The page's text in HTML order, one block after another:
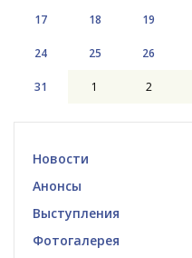
17 18 19
24 25 26
31 1 2
Новости
Анонсы
Выступления
Фотогалерея